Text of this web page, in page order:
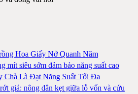
Hoa Giấy Nở Quanh Năm
mít siêu sớm đảm bảo năng suất cao
Chà Là Đạt Năng Suất Tối Đa
giá: nông dân kẹt giữa lỗ vốn và cứu